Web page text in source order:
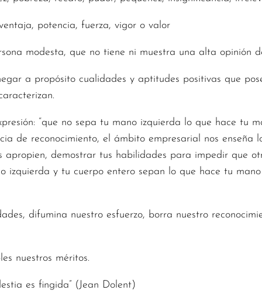
potencia, fuerza, vigor o valor
modesta, que no tiene ni muestra una alta opinión
a propósito cualidades y aptitudes positivas que
“que no sepa tu mano izquierda lo que hace tu
de reconocimiento, el ámbito empresarial nos enseña
demostrar tus habilidades para impedir que
izquierda y tu cuerpo entero sepan lo que hace tu
difumina nuestro esfuerzo, borra nuestro
nuestros méritos.
es fingida” (Jean Dolent)